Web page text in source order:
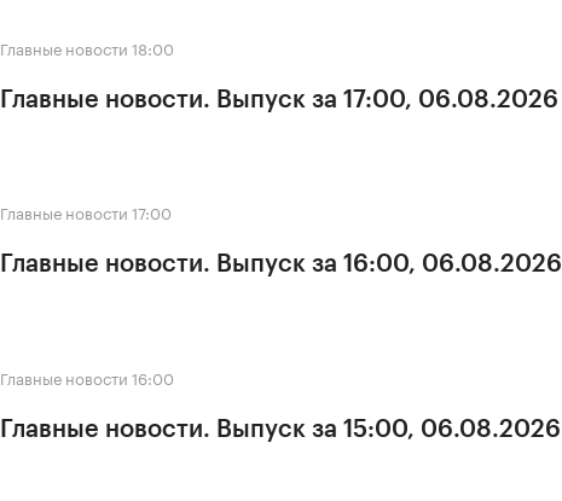
Главные новости 18:00
Главные новости. Выпуск за 17:00, 06.08.2026
Главные новости 17:00
Главные новости. Выпуск за 16:00, 06.08.2026
Главные новости 16:00
Главные новости. Выпуск за 15:00, 06.08.2026